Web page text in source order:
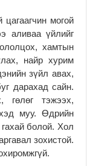
могой
аливаа үйлийг
хамтын
найр хурим
зүйл авах,
дарахад сайн.
гөлөг тэжээх,
муу. Өдрийн
болой. Хол
зохистой.